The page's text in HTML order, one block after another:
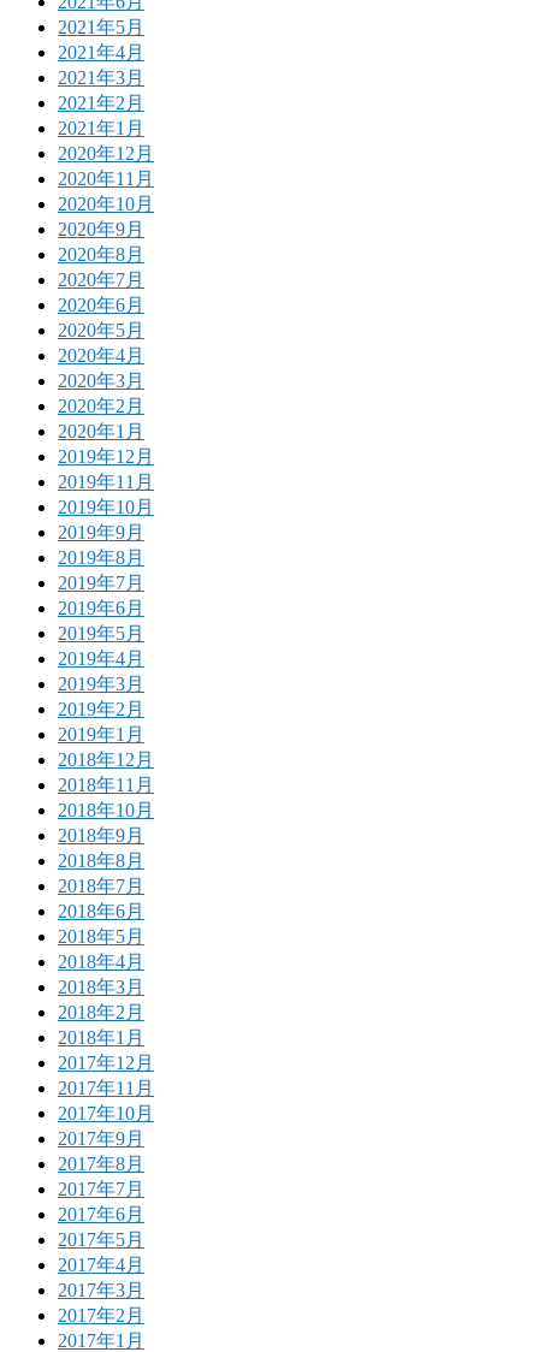
2021年5月
2021年4月
2021年3月
2021年2月
2021年1月
2020年12月
2020年11月
2020年10月
2020年9月
2020年8月
2020年7月
2020年6月
2020年5月
2020年4月
2020年3月
2020年2月
2020年1月
2019年12月
2019年11月
2019年10月
2019年9月
2019年8月
2019年7月
2019年6月
2019年5月
2019年4月
2019年3月
2019年2月
2019年1月
2018年12月
2018年11月
2018年10月
2018年9月
2018年8月
2018年7月
2018年6月
2018年5月
2018年4月
2018年3月
2018年2月
2018年1月
2017年12月
2017年11月
2017年10月
2017年9月
2017年8月
2017年7月
2017年6月
2017年5月
2017年4月
2017年3月
2017年2月
2017年1月